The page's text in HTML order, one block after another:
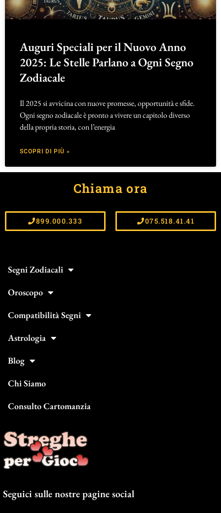
Auguri Speciali per il Nuovo Anno
2025: Le Stelle Parlano a Ogni Segno
Zodiacale
Il 2025 si avvicina con nuove promesse, opportunità e sfide.
Ogni segno zodiacale è pronto a vivere un capitolo diverso
della propria storia, con l’energia
SCOPRI DI PIÙ »
Chiama ora
899.000.333 075.518.41.41
Segni Zodiacali
Oroscopo
Compatibilità Segni
Astrologia
Blog
Chi Siamo
Consulto Cartomanzia
Seguici sulle nostre pagine social